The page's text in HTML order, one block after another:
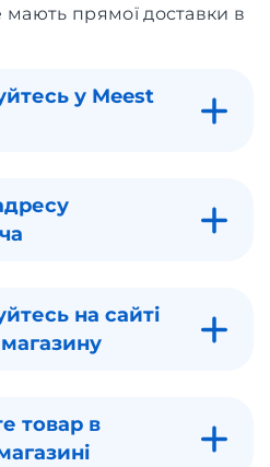
прямої доставки в
у Meest
на сайті
товар в